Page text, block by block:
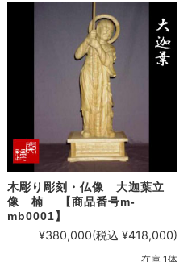
木彫り彫刻・仏像 大迦葉立
像 楠 【商品番号m-
mb0001】
¥380,000(税込 ¥418,000)
在庫 1体